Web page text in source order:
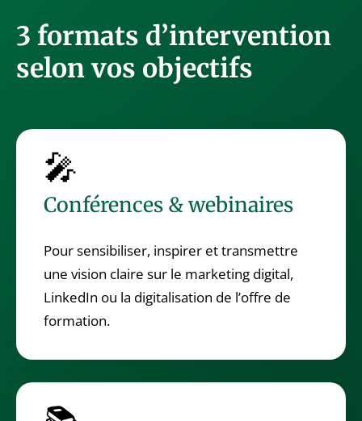
3 formats d’intervention
selon vos objectifs
🎤
Conférences & webinaires
Pour sensibiliser, inspirer et transmettre
une vision claire sur le marketing digital,
LinkedIn ou la digitalisation de l’offre de
formation.